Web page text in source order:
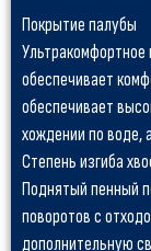
Покрытие палубы
Ультракомфортное
обеспечивает
обеспечивает
хождении по воде,
Степень изгиба
Поднятый пенный
поворотов с
дополнительную